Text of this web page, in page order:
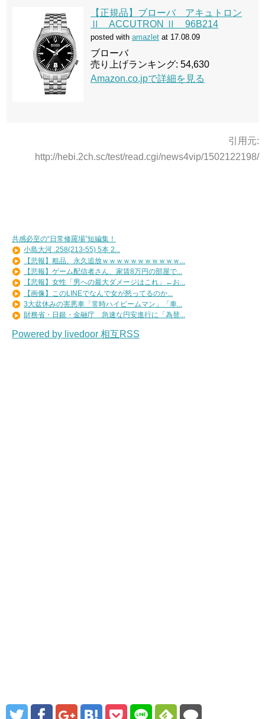
【正規品】ブローバ アキュトロン
Ⅱ ACCUTRON Ⅱ 96B214
posted with amazlet at 17.08.09
ブローバ
売り上げランキング: 54,630
Amazon.co.jpで詳細を見る
引用元:
http://hebi.2ch.sc/test/read.cgi/news4vip/1502122198/
共感必至の“日常修羅場”短編集！
小島大河 .258(213-55) 5本 2...
【悲報】粗品、永久追放ｗｗｗｗｗｗｗｗｗｗｗ...
【悲報】ゲーム配信者さん、家賃8万円の部屋で...
【悲報】女性「男への最大ダメージはこれ」←お...
【画像】このLINEでなんで女が怒ってるのか...
3大盆休みの害悪車「常時ハイビームマン」「車...
財務省・日銀・金融庁 急速な円安進行に「為替...
Powered by livedoor 相互RSS